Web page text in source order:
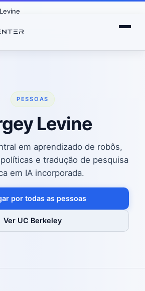
PESSOAS
Levine
em aprendizado de robôs,
e tradução de pesquisa
em IA incorporada.
por todas as pessoas
Ver UC Berkeley